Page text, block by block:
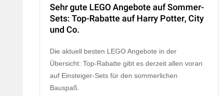
Sehr gute LEGO Angebote auf Sommer-
Sets: Top-Rabatte auf Harry Potter, City
und Co.
Die aktuell besten LEGO Angebote in der
Übersicht: Top-Rabatte gibt es derzeit allen voran
auf Einsteiger-Sets für den sommerlichen
Bauspaß.